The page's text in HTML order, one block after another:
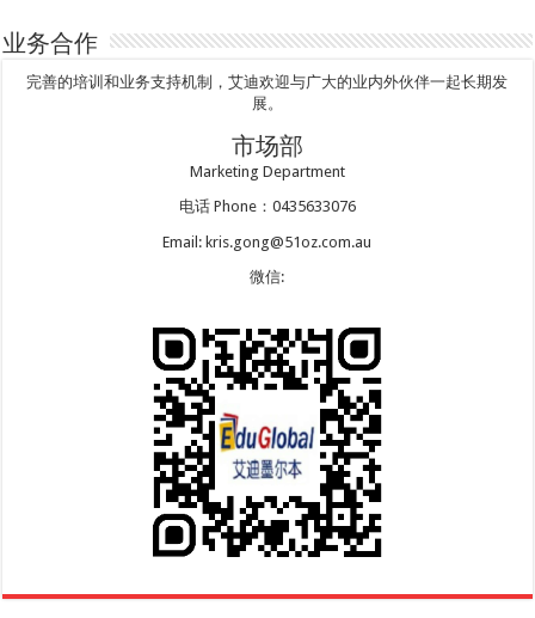
业务合作
完善的培训和业务支持机制，艾迪欢迎与广大的业内外伙伴一起长期发
展。
市场部
Marketing Department
电话 Phone：0435633076
Email: kris.gong@51oz.com.au
微信: